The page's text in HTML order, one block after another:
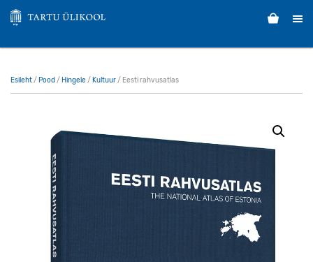
Esileht/ Pood / Hingele / Kultuur/ Eesti rahvusatlas